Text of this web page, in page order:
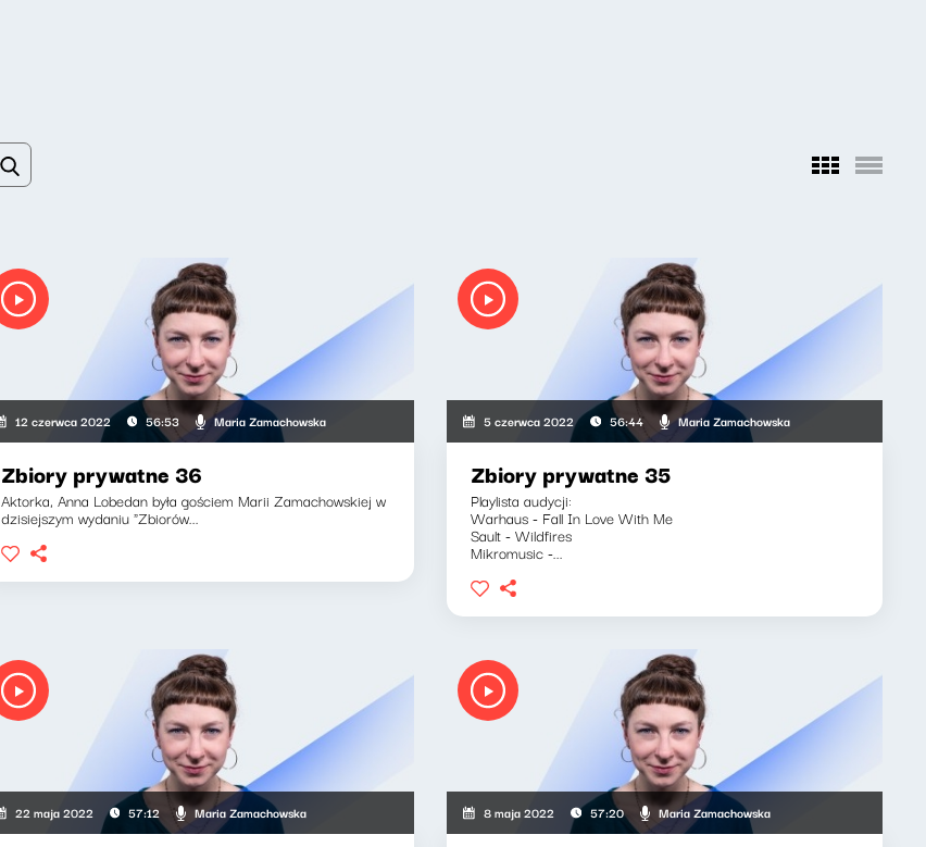
12 czerwca 2022 56:53 Maria Zamachowska
Zbiory prywatne 36
Aktorka, Anna Lobedan była gościem Marii Zamachowskiej w
dzisiejszym wydaniu "Zbiorów...
5 czerwca 2022 56:44 Maria Zamachowska
Zbiory prywatne 35
Playlista audycji:
Warhaus - Fall In Love With Me
Sault - Wildfires
Mikromusic -...
22 maja 2022 57:12 Maria Zamachowska 8 maja 2022 57:20 Maria Zamachowska